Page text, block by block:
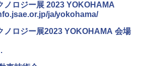
ノロジー展 2023 YOKOHAMA
ja/yokohama/
ノロジー展2023 YOKOHAMA 会場